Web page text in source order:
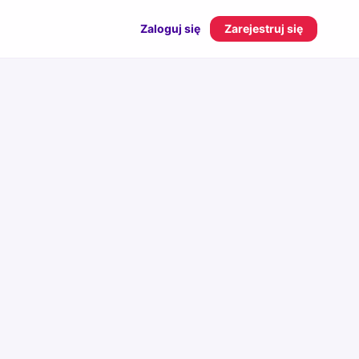
Zaloguj się Zarejestruj się